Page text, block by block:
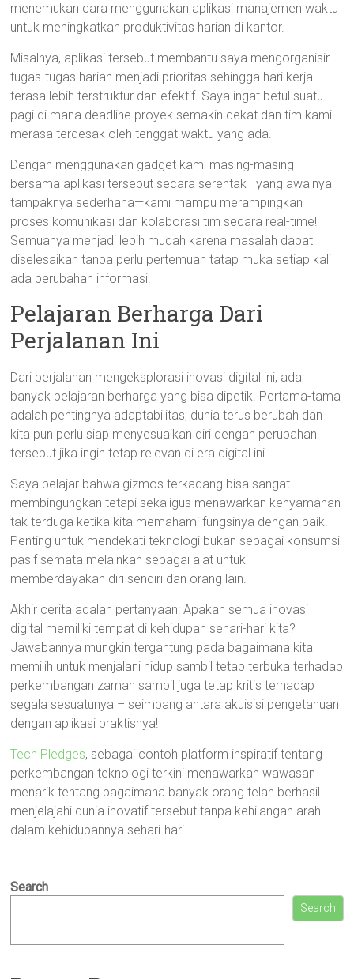
menemukan cara menggunakan aplikasi manajemen waktu
untuk meningkatkan produktivitas harian di kantor.
Misalnya, aplikasi tersebut membantu saya mengorganisir
tugas-tugas harian menjadi prioritas sehingga hari kerja
terasa lebih terstruktur dan efektif. Saya ingat betul suatu
pagi di mana deadline proyek semakin dekat dan tim kami
merasa terdesak oleh tenggat waktu yang ada.
Dengan menggunakan gadget kami masing-masing
bersama aplikasi tersebut secara serentak—yang awalnya
tampaknya sederhana—kami mampu merampingkan
proses komunikasi dan kolaborasi tim secara real-time!
Semuanya menjadi lebih mudah karena masalah dapat
diselesaikan tanpa perlu pertemuan tatap muka setiap kali
ada perubahan informasi.
Pelajaran Berharga Dari
Perjalanan Ini
Dari perjalanan mengeksplorasi inovasi digital ini, ada
banyak pelajaran berharga yang bisa dipetik. Pertama-tama
adalah pentingnya adaptabilitas; dunia terus berubah dan
kita pun perlu siap menyesuaikan diri dengan perubahan
tersebut jika ingin tetap relevan di era digital ini.
Saya belajar bahwa gizmos terkadang bisa sangat
membingungkan tetapi sekaligus menawarkan kenyamanan
tak terduga ketika kita memahami fungsinya dengan baik.
Penting untuk mendekati teknologi bukan sebagai konsumsi
pasif semata melainkan sebagai alat untuk
memberdayakan diri sendiri dan orang lain.
Akhir cerita adalah pertanyaan: Apakah semua inovasi
digital memiliki tempat di kehidupan sehari-hari kita?
Jawabannya mungkin tergantung pada bagaimana kita
memilih untuk menjalani hidup sambil tetap terbuka terhadap
perkembangan zaman sambil juga tetap kritis terhadap
segala sesuatunya – seimbang antara akuisisi pengetahuan
dengan aplikasi praktisnya!
Tech Pledges, sebagai contoh platform inspiratif tentang
perkembangan teknologi terkini menawarkan wawasan
menarik tentang bagaimana banyak orang telah berhasil
menjelajahi dunia inovatif tersebut tanpa kehilangan arah
dalam kehidupannya sehari-hari.
Search
Search